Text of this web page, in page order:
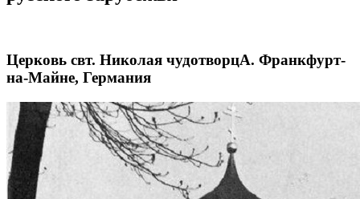
Церковь свт. Николая чудотворцА. Франкфурт-
на-Майне, Германия